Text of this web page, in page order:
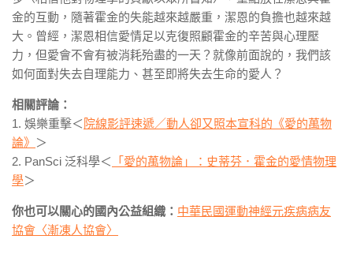
金的互動，隨著霍金的失能越來越嚴重，潔恩的負擔也越來越
大。曾經，潔恩相信愛情足以克復照顧霍金的辛苦與心理壓
力，但愛會不會有被消耗殆盡的一天？就像前面說的，我們該
如何面對失去自理能力、甚至即將失去生命的愛人？
相關評論：
1. 娛樂重擊＜ 院線影評速遞／動人卻又照本宣科的《愛的萬物
論》 ＞
2. PanSci 泛科學＜
「愛的萬物論」：史蒂芬．霍金的愛情物理
學＞
你也可以關心的國內公益組織： 中華民國運動神經元疾病病友
協會〈漸凍人協會〉